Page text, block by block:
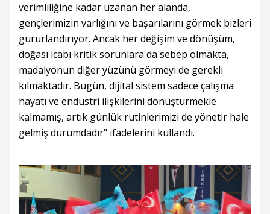
verimliliğine kadar uzanan her alanda,
gençlerimizin varlığını ve başarılarını görmek bizleri
gururlandırıyor. Ancak her değişim ve dönüşüm,
doğası icabı kritik sorunlara da sebep olmakta,
madalyonun diğer yüzünü görmeyi de gerekli
kılmaktadır. Bugün, dijital sistem sadece çalışma
hayatı ve endüstri ilişkilerini dönüştürmekle
kalmamış, artık günlük rutinlerimizi de yönetir hale
gelmiş durumdadır" ifadelerini kullandı.